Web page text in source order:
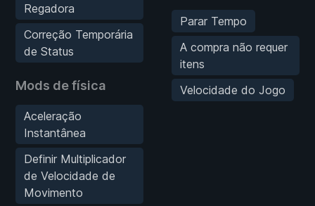
Regadora
Correção Temporária
de Status
Mods de física
Aceleração
Instantânea
Definir Multiplicador
de Velocidade de
Movimento
Parar Tempo
A compra não requer
itens
Velocidade do Jogo